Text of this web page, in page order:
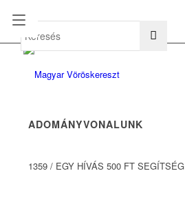
ADOMÁNYVONALUNK
1359 / EGY HÍVÁS 500 FT SEGÍTSÉG